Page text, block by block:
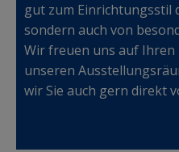
gut zum Einrichtungsstil
sondern auch von
Wir freuen uns auf Ihren
unseren
wir Sie auch gern direkt